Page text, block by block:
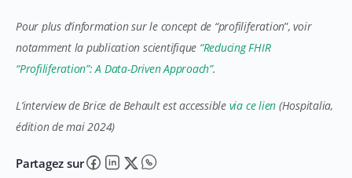
Pour plus d’information sur le concept de “profiliferation”, voir
notamment la publication scientifique “Reducing FHIR
“Profiliferation”: A Data-Driven Approach”.
L’interview de Brice de Behault est accessible via ce lien (Hospitalia,
édition de mai 2024)
Partagez sur